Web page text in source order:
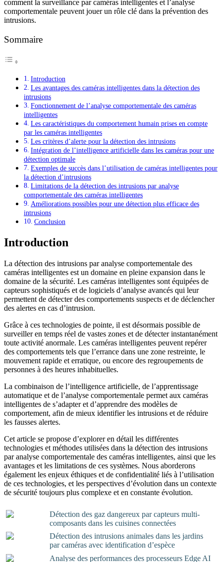
comment la surveillance par caméras intelligentes et l’analyse
comportementale peuvent jouer un rôle clé dans la prévention des
intrusions.
Sommaire
Introduction
Les avantages des caméras intelligentes dans la détection des
intrusions
Fonctionnement de l’analyse comportementale des caméras
intelligentes
Les caractéristiques du comportement humain prises en compte
par les caméras intelligentes
Les critères d’alerte pour la détection des intrusions
Intégration de l’intelligence artificielle dans les caméras pour une
détection optimale
Exemples de succès dans l’utilisation de caméras intelligentes pour
la détection d’intrusions
Limitations de la détection des intrusions par analyse
comportementale des caméras intelligentes
Améliorations possibles pour une détection plus efficace des
intrusions
Conclusion
Introduction
La détection des intrusions par analyse comportementale des
caméras intelligentes est un domaine en pleine expansion dans le
domaine de la sécurité. Les caméras intelligentes sont équipées de
capteurs sophistiqués et de logiciels d’analyse avancés qui leur
permettent de détecter des comportements suspects et de déclencher
des alertes en cas d’intrusion.
Grâce à ces technologies de pointe, il est désormais possible de
surveiller en temps réel de vastes zones et de détecter instantanément
toute activité anormale. Les caméras intelligentes peuvent repérer
des comportements tels que l’errance dans une zone restreinte, le
mouvement rapide et erratique, ou encore des regroupements de
personnes à des heures inhabituelles.
La combinaison de l’intelligence artificielle, de l’apprentissage
automatique et de l’analyse comportementale permet aux caméras
intelligentes de s’adapter et d’apprendre des modèles de
comportement, afin de mieux identifier les intrusions et de réduire
les fausses alertes.
Cet article se propose d’explorer en détail les différentes
technologies et méthodes utilisées dans la détection des intrusions
par analyse comportementale des caméras intelligentes, ainsi que les
avantages et les limitations de ces systèmes. Nous aborderons
également les enjeux éthiques et de confidentialité liés à l’utilisation
de ces technologies, et les perspectives d’évolution dans un contexte
de sécurité toujours plus complexe et en constante évolution.
Détection des gaz dangereux par capteurs multi-
composants dans les cuisines connectées
Détection des intrusions animales dans les jardins
par caméras avec identification d’espèce
Analyse des performances des processeurs Edge AI